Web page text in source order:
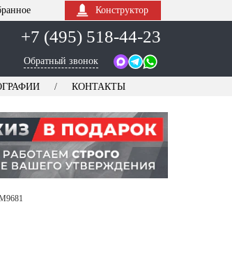
Конструктор
+7 (495) 518-44-23
Обратный звонок
КОНТАКТЫ